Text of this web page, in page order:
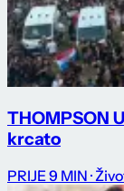
THOMPSON
krcato
PRIJE 9 MIN ·